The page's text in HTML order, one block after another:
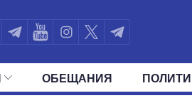
ОБЕЩАНИЯ